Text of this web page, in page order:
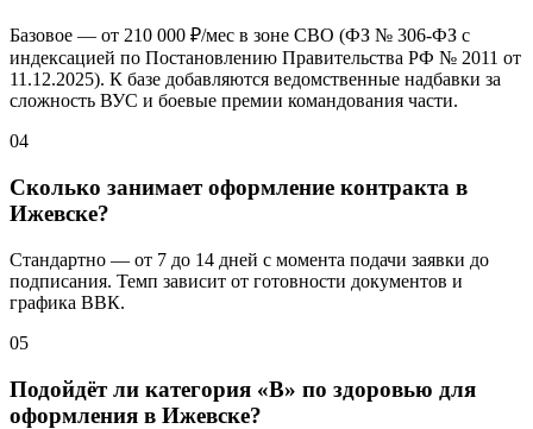
Базовое — от 210 000 ₽/мес в зоне СВО (ФЗ № 306-ФЗ с
индексацией по Постановлению Правительства РФ № 2011 от
11.12.2025). К базе добавляются ведомственные надбавки за
сложность ВУС и боевые премии командования части.
04
Сколько занимает оформление контракта в
Ижевске?
Стандартно — от 7 до 14 дней с момента подачи заявки до
подписания. Темп зависит от готовности документов и
графика ВВК.
05
Подойдёт ли категория «В» по здоровью для
оформления в Ижевске?